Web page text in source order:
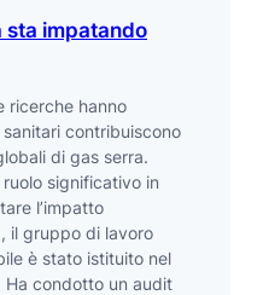
sta impatando
ricerche hanno
contribuiscono
di gas serra.
ruolo significativo in
l’impatto
il gruppo di lavoro
è stato istituito nel
Ha condotto un audit